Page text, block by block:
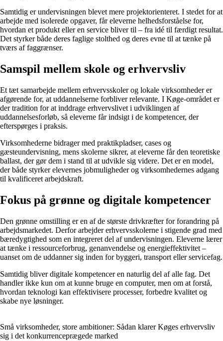
Samtidig er undervisningen blevet mere projektorienteret. I stedet for at
arbejde med isolerede opgaver, får eleverne helhedsforståelse for,
hvordan et produkt eller en service bliver til – fra idé til færdigt resultat.
Det styrker både deres faglige stolthed og deres evne til at tænke på
tværs af faggrænser.
Samspil mellem skole og erhvervsliv
Et tæt samarbejde mellem erhvervsskoler og lokale virksomheder er
afgørende for, at uddannelserne forbliver relevante. I Køge-området er
der tradition for at inddrage erhvervslivet i udviklingen af
uddannelsesforløb, så eleverne får indsigt i de kompetencer, der
efterspørges i praksis.
Virksomhederne bidrager med praktikpladser, cases og
gæsteundervisning, mens skolerne sikrer, at eleverne får den teoretiske
ballast, der gør dem i stand til at udvikle sig videre. Det er en model,
der både styrker elevernes jobmuligheder og virksomhedernes adgang
til kvalificeret arbejdskraft.
Fokus på grønne og digitale kompetencer
Den grønne omstilling er en af de største drivkræfter for forandring på
arbejdsmarkedet. Derfor arbejder erhvervsskolerne i stigende grad med
bæredygtighed som en integreret del af undervisningen. Eleverne lærer
at tænke i ressourceforbrug, genanvendelse og energieffektivitet –
uanset om de uddanner sig inden for byggeri, transport eller servicefag.
Samtidig bliver digitale kompetencer en naturlig del af alle fag. Det
handler ikke kun om at kunne bruge en computer, men om at forstå,
hvordan teknologi kan effektivisere processer, forbedre kvalitet og
skabe nye løsninger.
Små virksomheder, store ambitioner: Sådan klarer Køges erhvervsliv
sig i det konkurrenceprægede marked